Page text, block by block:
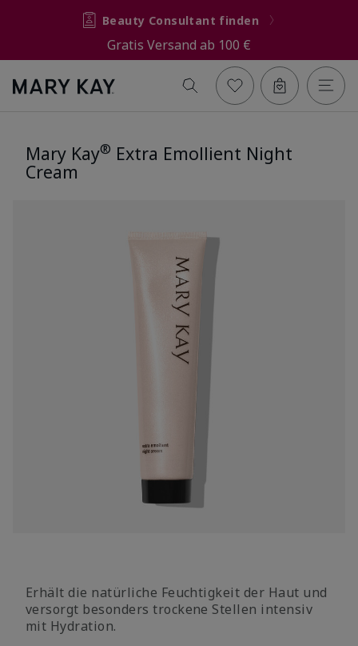
Beauty Consultant finden
Gratis Versand ab 100 €
Mary Kay® Extra Emollient Night
Cream
Erhält die natürliche Feuchtigkeit der Haut und
versorgt besonders trockene Stellen intensiv
mit Hydration.